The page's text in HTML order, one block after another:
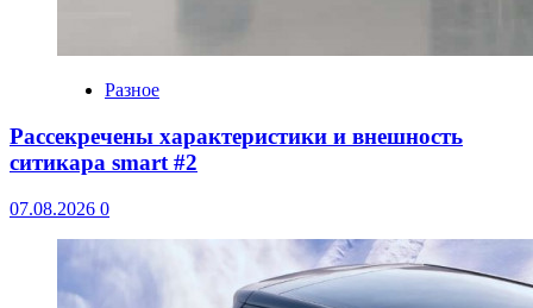
Разное
Рассекречены характеристики и внешность
ситикара smart #2
07.08.2026 0